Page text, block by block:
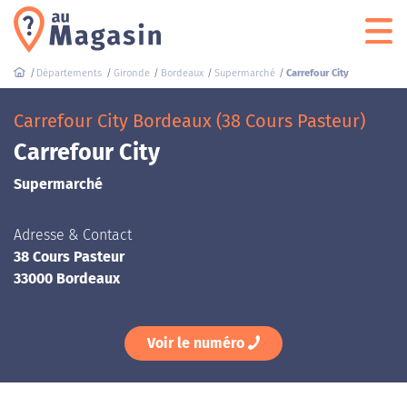
Départements Gironde Bordeaux Supermarché Carrefour City
Carrefour City Bordeaux (38 Cours Pasteur)
Carrefour City
Supermarché
Adresse & Contact
38 Cours Pasteur
33000 Bordeaux
Voir le numéro